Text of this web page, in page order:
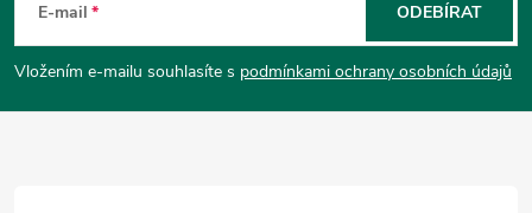
p
a
E-mail
Vložením e-mailu souhlasíte s podmínkami ochrany osobních údajů
ODEBÍRAT